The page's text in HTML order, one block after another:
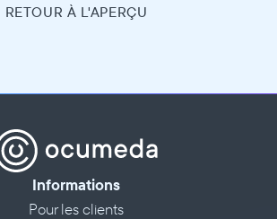
RETOUR À L'APERÇU
Informations
Pour les clients